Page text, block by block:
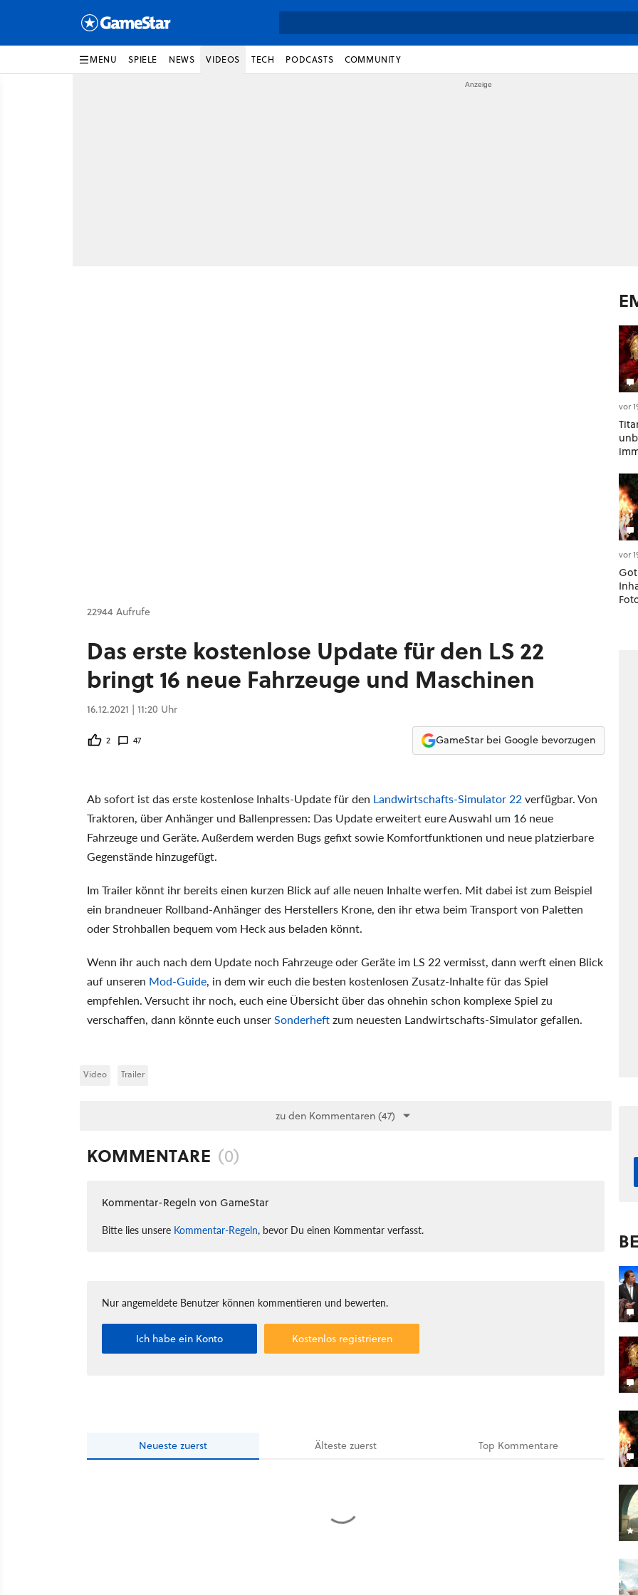
MENU SPIELE NEWS VIDEOS TECH PODCASTS COMMUNITY
22944 Aufrufe
Das erste kostenlose Update für den LS 22
bringt 16 neue Fahrzeuge und Maschinen
16.12.2021 | 11:20 Uhr
2 47 GameStar bei Google bevorzugen
Ab sofort ist das erste kostenlose Inhalts-Update für den Landwirtschafts-Simulator 22verfügbar. Von
Traktoren, über Anhänger und Ballenpressen: Das Update erweitert eure Auswahl um 16 neue
Fahrzeuge und Geräte. Außerdem werden Bugs gefixt sowie Komfortfunktionen und neue platzierbare
Gegenstände hinzugefügt.
Im Trailer könnt ihr bereits einen kurzen Blick auf alle neuen Inhalte werfen. Mit dabei ist zum Beispiel
ein brandneuer Rollband-Anhänger des Herstellers Krone, den ihr etwa beim Transport von Paletten
oder Strohballen bequem vom Heck aus beladen könnt.
Wenn ihr auch nach dem Update noch Fahrzeuge oder Geräte im LS 22 vermisst, dann werft einen Blick
auf unseren Mod-Guide, in dem wir euch die besten kostenlosen Zusatz-Inhalte für das Spiel
empfehlen. Versucht ihr noch, euch eine Übersicht über das ohnehin schon komplexe Spiel zu
verschaffen, dann könnte euch unserSonderheftzum neuesten Landwirtschafts-Simulator gefallen.
Video Trailer
zu den Kommentaren (47)
KOMMENTARE (0)
Kommentar-Regeln von GameStar
Bitte lies unsere Kommentar-Regeln, bevor Du einen Kommentar verfasst.
Nur angemeldete Benutzer können kommentieren und bewerten.
Ich habe ein Konto Kostenlos registrieren
Neueste zuerst Ältestezuerst Top Kommentare
vor
-
vor